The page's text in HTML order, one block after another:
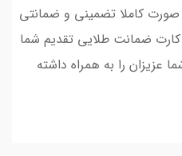
صورت کاملا تضمینی و ضمانتی
کارت ضمانت طلایی تقدیم شما
عزیزان را به همراه داشته